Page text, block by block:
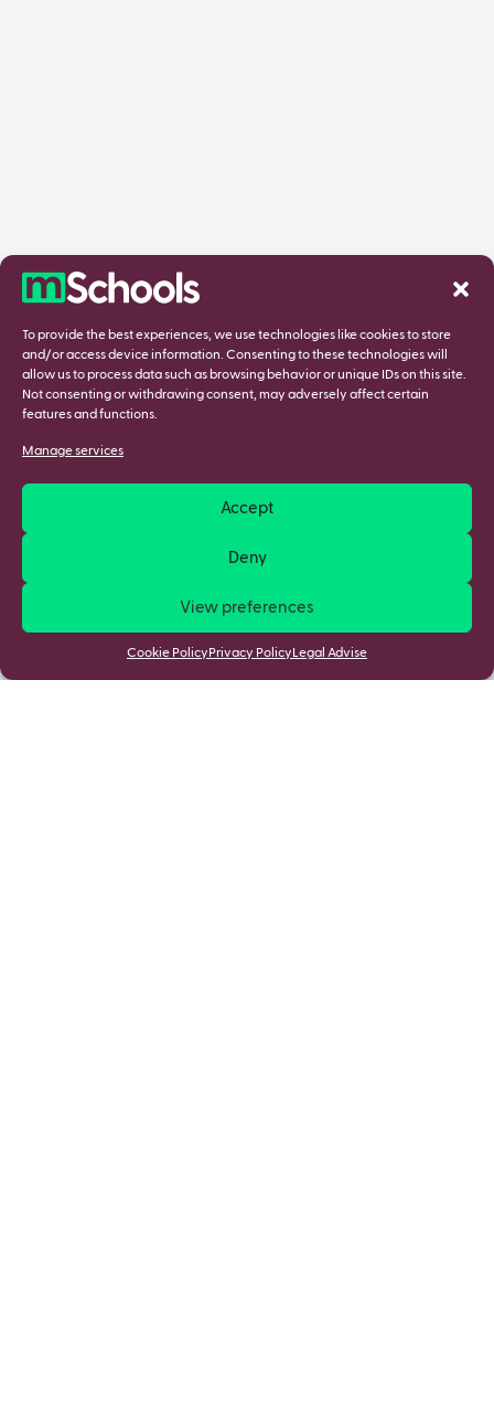
To provide the best experiences, we use technologies like cookies to store
and/or access device information. Consenting to these technologies will
allow us to process data such as browsing behavior or unique IDs on this site.
Not consenting or withdrawing consent, may adversely affect certain
features and functions.
Manage services
Accept
Deny
View preferences
Cookie Policy Privacy Policy Legal Advise